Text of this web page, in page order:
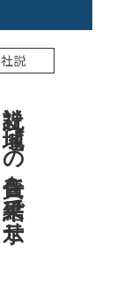
社説
社説 地域への責任を結果で示せ